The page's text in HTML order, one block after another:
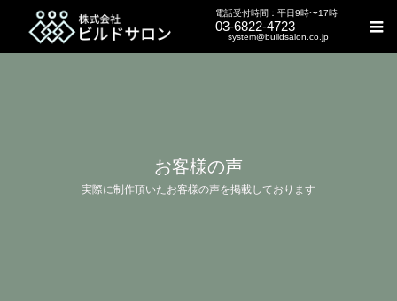
電話受付時間：平日9時〜17時
03-6822-4723
system@buildsalon.co.jp
お客様の声
実際に制作頂いたお客様の声を掲載しております